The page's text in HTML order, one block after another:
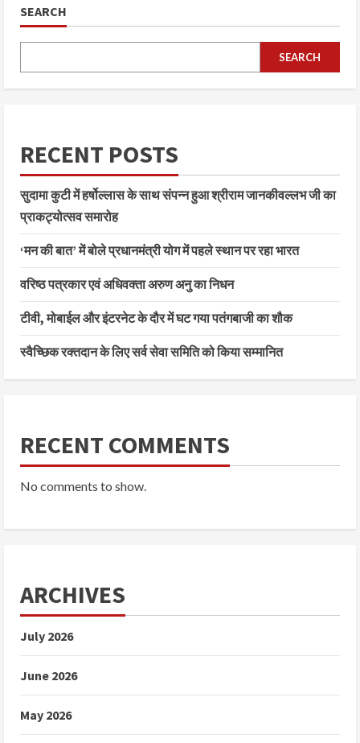
SEARCH
SEARCH
RECENT POSTS
सुदामा कुटी में हर्षोल्लास के साथ संपन्न हुआ श्रीराम जानकीवल्लभ जी का
प्राकट्योत्सव समारोह
‘मन की बात’ में बोले प्रधानमंत्री योग में पहले स्थान पर रहा भारत
वरिष्ठ पत्रकार एवं अधिवक्ता अरुण अनु का निधन
टीवी, मोबाईल और इंटरनेट के दौर में घट गया पतंगबाजी का शौक
स्वैच्छिक रक्तदान के लिए सर्व सेवा समिति को किया सम्मानित
RECENT COMMENTS
No comments to show.
ARCHIVES
July 2026
June 2026
May 2026